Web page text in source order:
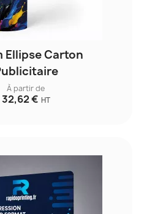
Ellipse Carton
À partir de
32,62 € HT